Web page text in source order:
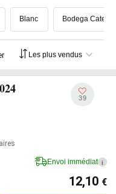
Blanc Bodega Catena
39
Envoi immédiat i
12,10 €